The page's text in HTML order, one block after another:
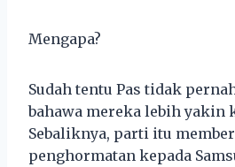
Mengapa?
Sudah tentu Pas tidak
bahawa mereka lebih yakin
Sebaliknya, parti itu
penghormatan kepada